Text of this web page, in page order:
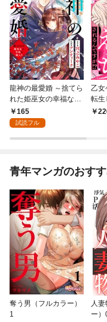
龍神の最愛婚 ～捨てら
れた姫巫女の幸福な嫁
入り～: 1
165
試読フル
乙女
転生
の
青年マンガのおす
奪う男（フルカラー）
1
人
ー）